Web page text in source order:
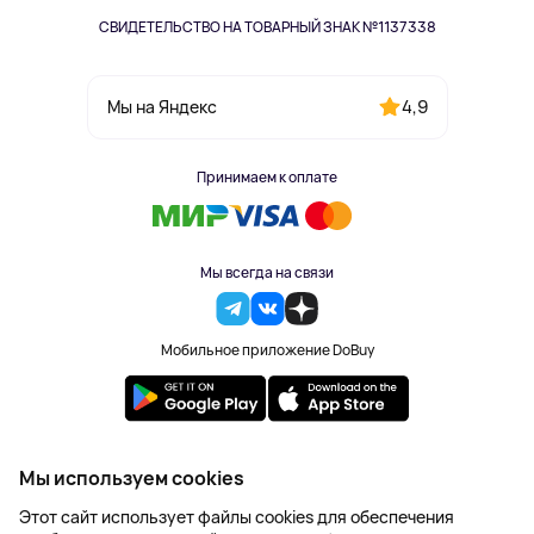
СВИДЕТЕЛЬСТВО НА ТОВАРНЫЙ ЗНАК №1137338
Мы на Яндекс 4,9
Принимаем к оплате
Мы всегда на связи
Мобильное приложение DoBuy
2023-2026 © DoBuy. Все права защищены
Правила обработки персональных данных
Пользовательское соглашение
Мы используем cookies
Этот сайт использует файлы cookies для обеспечения